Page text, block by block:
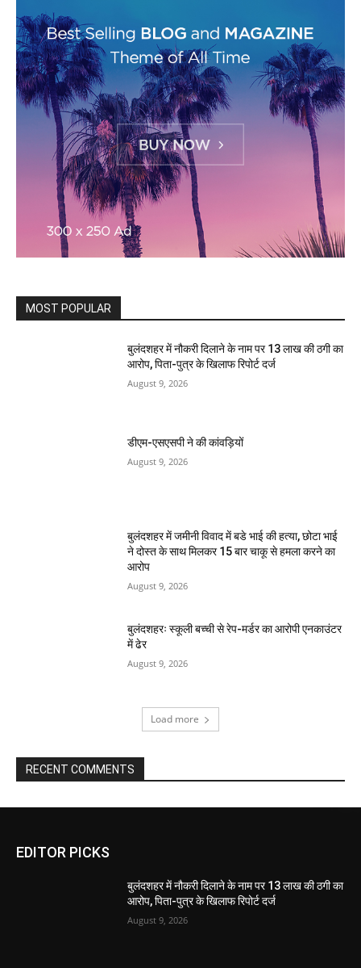
MOST POPULAR
बुलंदशहर में नौकरी दिलाने के नाम पर 13 लाख की ठगी का
आरोप, पिता-पुत्र के खिलाफ रिपोर्ट दर्ज
August 9, 2026
डीएम-एसएसपी ने की कांवड़ियों
August 9, 2026
बुलंदशहर में जमीनी विवाद में बडे भाई की हत्या, छोटा भाई
ने दोस्त के साथ मिलकर 15 बार चाकू से हमला करने का
आरोप
August 9, 2026
बुलंदशहरः स्कूली बच्ची से रेप-मर्डर का आरोपी एनकाउंटर
में ढेर
August 9, 2026
Load more
RECENT COMMENTS
EDITOR PICKS
बुलंदशहर में नौकरी दिलाने के नाम पर 13 लाख की ठगी का
आरोप, पिता-पुत्र के खिलाफ रिपोर्ट दर्ज
August 9, 2026